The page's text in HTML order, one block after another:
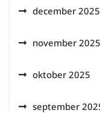
december 2025
november 2025
oktober 2025
september